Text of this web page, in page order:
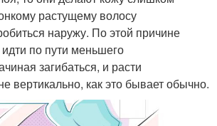
растущему волосу
наружу. По этой причине
по пути меньшего
загибаться, и расти
вертикально, как это бывает обычно.